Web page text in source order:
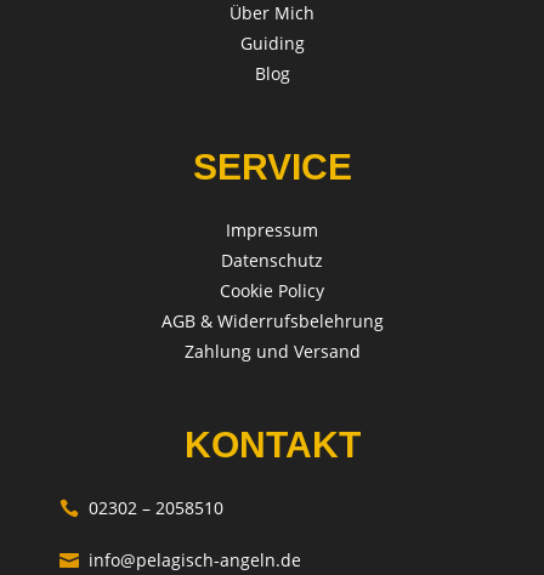
Über Mich
Guiding
Blog
SERVICE
Impressum
Datenschutz
Cookie Policy
AGB & Widerrufsbelehrung
Zahlung und Versand
KONTAKT
 02302 – 2058510
 info@pelagisch-angeln.de